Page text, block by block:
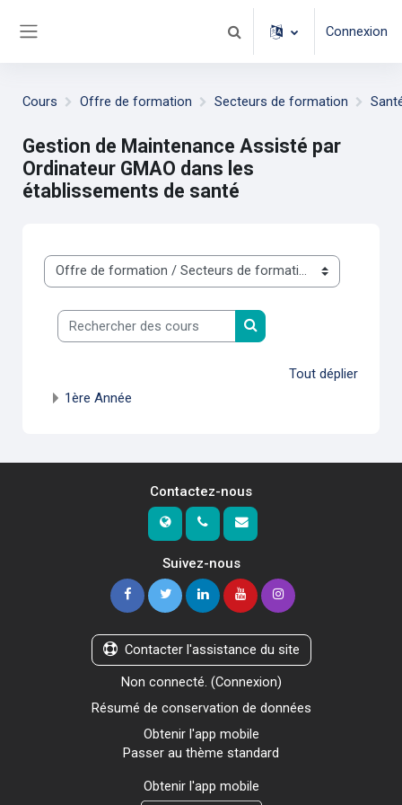
Activer/désactiver la saisie
Connexion
Cours Offre de formation Secteurs de formation
Gestion de Maintenance Assisté par
Ordinateur GMAO dans les
établissements de santé
Catégories de cours
Rechercher des cours
Rechercher des cours
Tout déplier
1ère Année
Contactez-nous
Suivez-nous
Contacter l'assistance du site
Non connecté. (Connexion)
Résumé de conservation de données
Obtenir l'app mobile
Passer au thème standard
Obtenir l'app mobile